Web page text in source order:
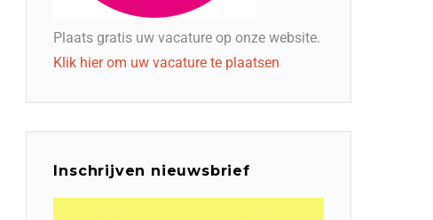
Plaats gratis uw vacature op onze website.
Klik hier om uw vacature te plaatsen
Inschrijven nieuwsbrief